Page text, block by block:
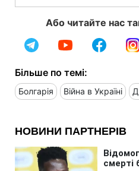
Або читайте нас
Більше по темі:
Болгарія Війна в Україні